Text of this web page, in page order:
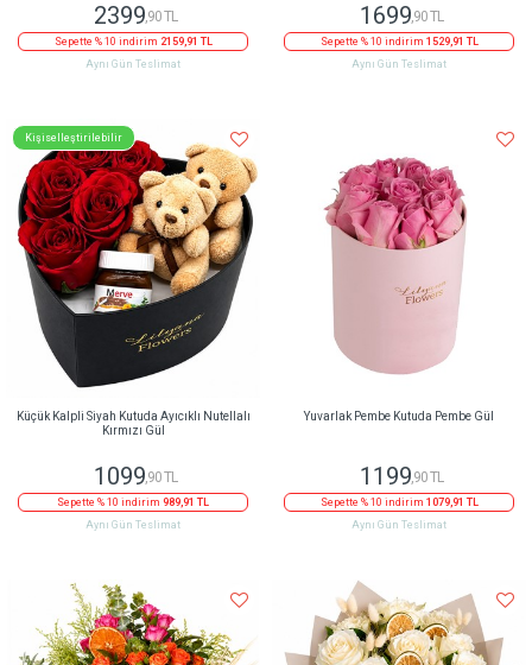
2399 ,90 TL
Sepette % 10 indirim 2159,91 TL
Aynı Gün Teslimat
1699 ,90 TL
Sepette % 10 indirim 1529,91 TL
Aynı Gün Teslimat
Kişiselleştirilebilir
Küçük Kalpli Siyah Kutuda Ayıcıklı Nutellalı
Kırmızı Gül
1099,90 TL
Sepette % 10 indirim 989,91 TL
Aynı Gün Teslimat
Yuvarlak Pembe Kutuda Pembe Gül
1199,90 TL
Sepette % 10 indirim 1079,91 TL
Aynı Gün Teslimat